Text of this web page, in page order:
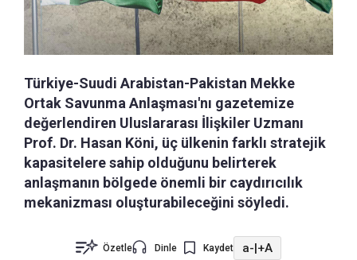
Türkiye-Suudi Arabistan-Pakistan Mekke
Ortak Savunma Anlaşması'nı gazetemize
değerlendiren Uluslararası İlişkiler Uzmanı
Prof. Dr. Hasan Köni, üç ülkenin farklı stratejik
kapasitelere sahip olduğunu belirterek
anlaşmanın bölgede önemli bir caydırıcılık
mekanizması oluşturabileceğini söyledi.
Özetle Dinle Kaydet a-|+A